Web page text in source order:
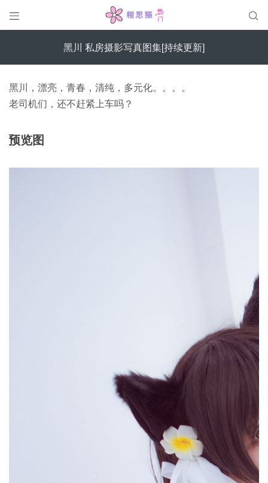
 
黑川 私房摄影写真图集[持续更新]
黑川，漂亮，青春，清纯，多元化。。。。
老司机们，还不赶紧上车吗？
预览图